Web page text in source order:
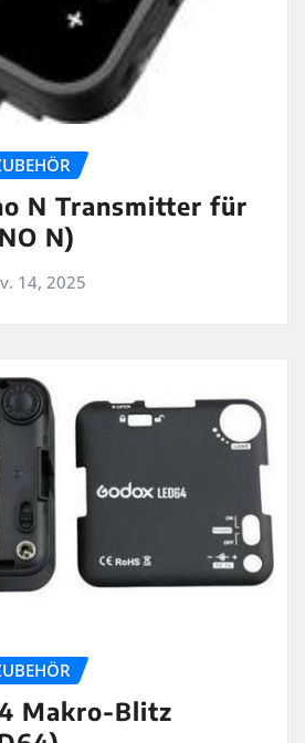
N Transmitter für
N)
14, 2025
Makro-Blitz